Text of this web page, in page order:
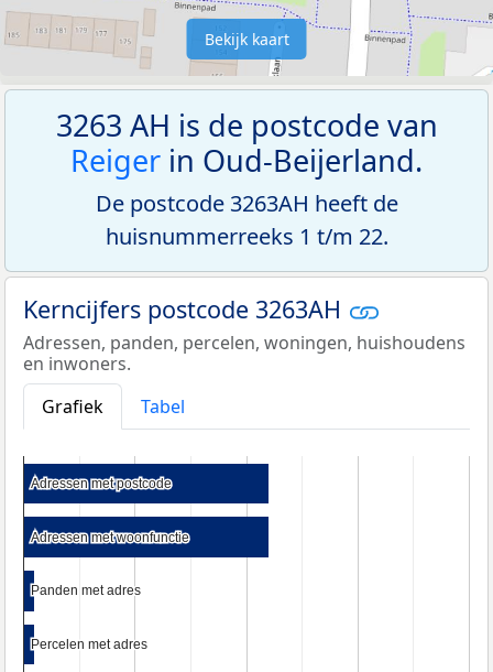
Bekijk kaart
3263 AH is de postcode van
Reiger in Oud-Beijerland.
De postcode 3263AH heeft de
huisnummerreeks 1 t/m 22.
Kerncijfers postcode 3263AH
Adressen, panden, percelen, woningen, huishoudens
en inwoners.
Grafiek
Tabel
Adressen met postcode
Adressen met postcode
Adressen met woonfunctie
Adressen met woonfunctie
Panden met adres
Panden met adres
Percelen met adres
Percelen met adres